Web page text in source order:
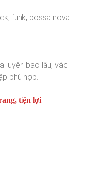
funk, bossa nova…
luyện bao lâu, vào
phù hợp.
tiện lợi